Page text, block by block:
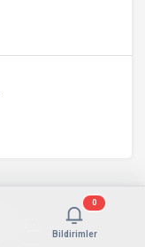
Bildirimler
0